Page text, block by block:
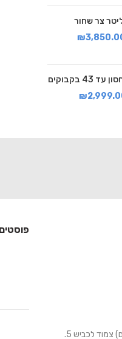
₪
בקבוקים
₪
צמוד לכביש 5.